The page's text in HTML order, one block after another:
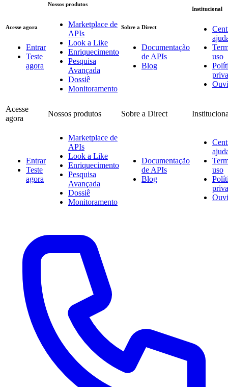
Acesse agora
Entrar
Teste
agora
Nossos produtos
Marketplace de
APIs
Look a Like
Enriquecimento
Pesquisa
Avançada
Dossiê
Monitoramento
Sobre a Direct
Documentação
de APIs
Blog
Institucional
uso
Acesse
agora
Nossos produtos Sobre a Direct
Entrar
Teste
agora
Marketplace de
APIs
Look a Like
Enriquecimento
Pesquisa
Avançada
Dossiê
Monitoramento
Documentação
de APIs
Blog
uso